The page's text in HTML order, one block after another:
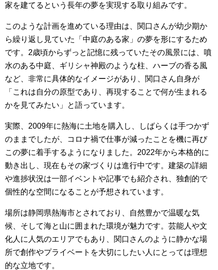
家を建てるという長年の夢を実現する取り組みです。
このような計画を進めている理由は、関口さんが幼少期か
ら繰り返し見ていた「中庭のある家」の夢を形にするため
です。2歳頃からずっと記憶に残っていたその風景には、噴
水のある中庭、ギリシャ神殿のような柱、ハーブの香る風
など、非常に具体的なイメージがあり、関口さん自身が
「これは自分の原型であり、再現することで何が生まれる
かを見てみたい」と語っています。
実際、2009年に熱海に土地を購入し、しばらくは手つかず
のままでしたが、コロナ禍で仕事が減ったことを機に再び
この夢に着手するようになりました。2022年から本格的に
動き出し、現在もその家づくりは進行中です。建築の詳細
や進捗状況は一部イベントや記事でも紹介され、独創的で
個性的な空間になることが予想されています。
場所は静岡県熱海市とされており、自然豊かで温暖な気
候、そして海と山に囲まれた環境が魅力です。芸能人や文
化人に人気のエリアでもあり、関口さんのように静かな場
所で創作やプライベートを大切にしたい人にとっては理想
的な立地です。